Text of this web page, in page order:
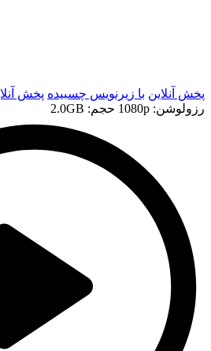
پخش آنلاین با زیرنویس چسبیده پخش
رزولوشن: 1080p
حجم: 2.0GB